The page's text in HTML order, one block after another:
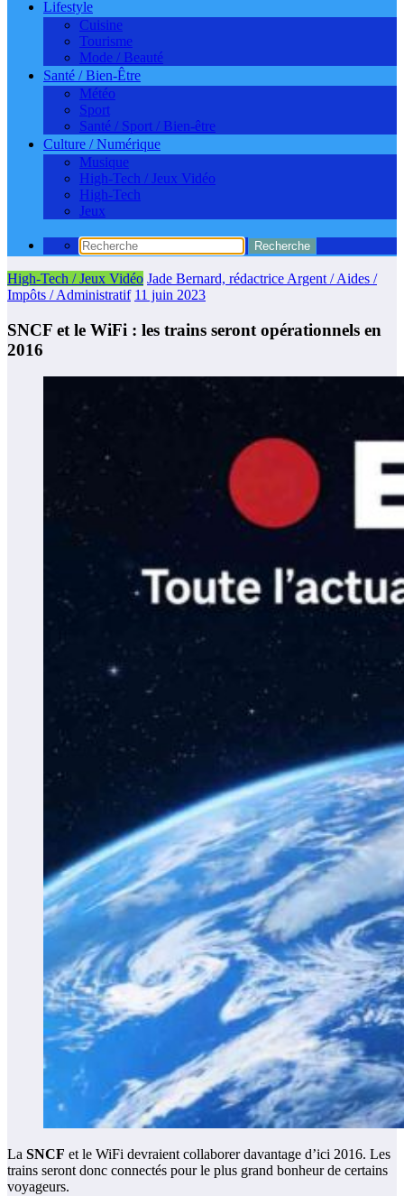
Lifestyle
Cuisine
Tourisme
Mode / Beauté
Santé / Bien-Être
Météo
Sport
Santé / Sport / Bien-être
Culture / Numérique
Musique
High-Tech / Jeux Vidéo
High-Tech
Jeux
High-Tech / Jeux Vidéo Jade Bernard, rédactrice Argent / Aides /
Impôts / Administratif 11 juin 2023
SNCF et le WiFi : les trains seront opérationnels en
2016
La SNCF et le WiFi devraient collaborer davantage d’ici 2016. Les
trains seront donc connectés pour le plus grand bonheur de certains
voyageurs.